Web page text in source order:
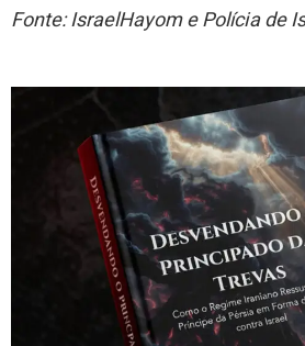
Fonte: IsraelHayom e Polícia de